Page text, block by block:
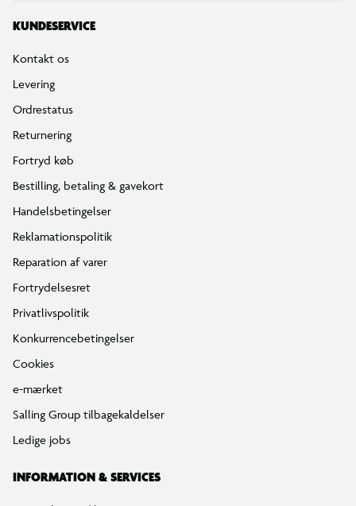
KUNDESERVICE
Kontakt os
Levering
Ordrestatus
Returnering
Fortryd køb
Bestilling, betaling & gavekort
Handelsbetingelser
Reklamationspolitik
Reparation af varer
Fortrydelsesret
Privatlivspolitik
Konkurrencebetingelser
Cookies
e-mærket
Salling Group tilbagekaldelser
Ledige jobs
INFORMATION & SERVICES